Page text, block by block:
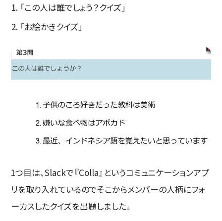
「この人は誰でしょう？クイズ」
「お絵かきクイズ」
1つ目は、Slackで『Colla』というコミュニケーションアプ
リを取り入れているのでそこからメンバーの人柄にフォ
ーカスしたクイズを出題しました。